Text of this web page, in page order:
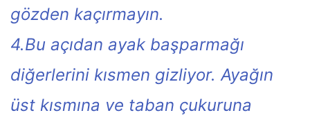
gözden kaçırmayın.
4.Bu açıdan ayak başparmağı
diğerlerini kısmen gizliyor. Ayağın
üst kısmına ve taban çukuruna